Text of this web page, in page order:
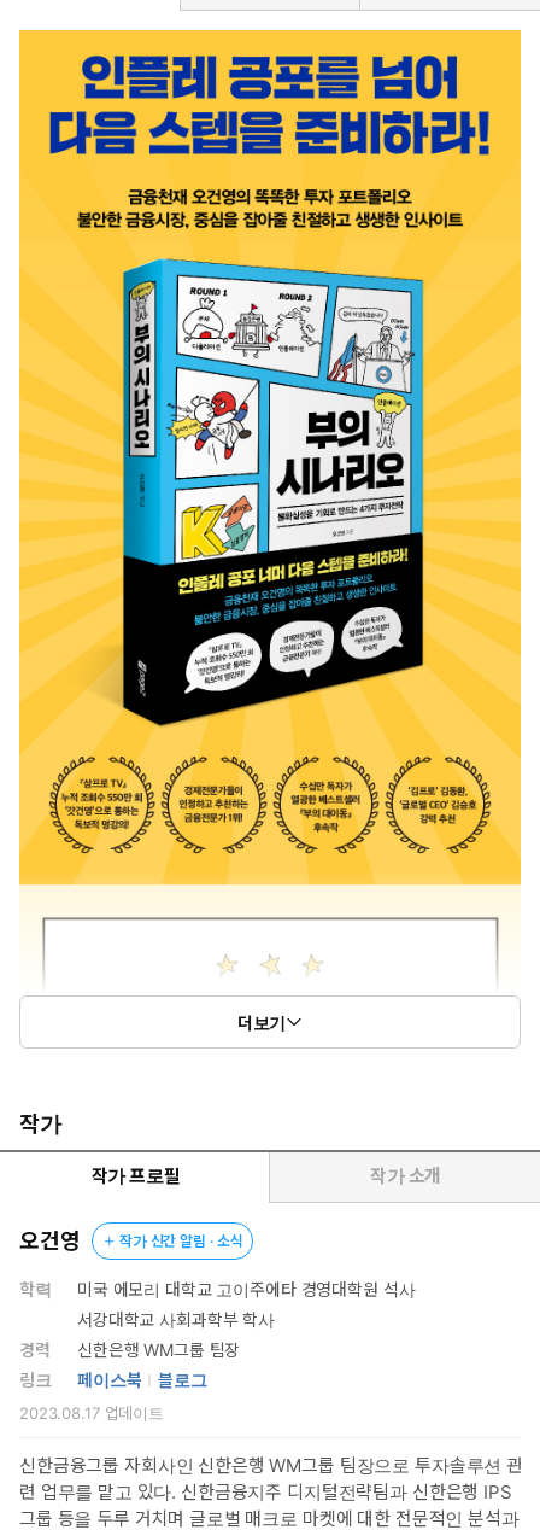
더보기
작가
작가 프로필 작가 소개
오건영 작가 신간 알림 · 소식
학력
미국 에모리 대학교 고이주에타 경영대학원 석사
서강대학교 사회과학부 학사
경력
신한은행 WM그룹 팀장
링크
페이스북 블로그
2023.08.17업데이트
신한금융그룹 자회사인 신한은행 WM그룹 팀장으로 투자솔루션 관
련 업무를 맡고 있다. 신한금융지주 디지털전략팀과 신한은행 IPS
그룹 등을 두루 거치며 글로벌 매크로 마켓에 대한 전문적인 분석과